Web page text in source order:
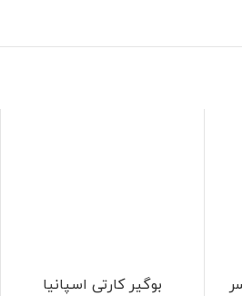
بوگیر کارتی اسپانیا